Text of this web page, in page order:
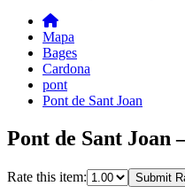
Mapa
Bages
Cardona
pont
Pont de Sant Joan
Pont de Sant Joan
Rate this item: Submit